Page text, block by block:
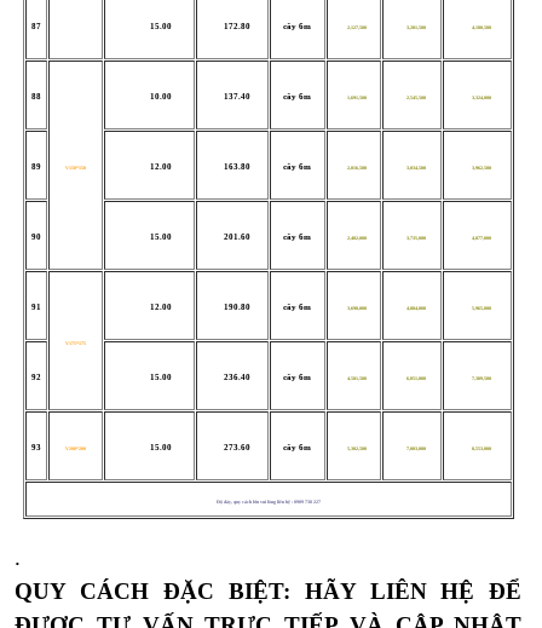
87 15.00 172.80 cây 6m 2,127,500 3,201,500 4,180,500
88
V150*150
10.00 137.40 cây 6m 1,691,500 2,545,500 3,324,000
89 12.00 163.80 cây 6m 2,016,500 3,034,500 3,962,500
90 15.00 201.60 cây 6m 2,482,000 3,735,000 4,877,000
91
V175*175
12.00 190.80 cây 6m 3,698,000 4,884,000 5,965,000
92 15.00 236.40 cây 6m 4,581,500 6,051,000 7,389,500
93 V200*200 15.00 273.60 cây 6m 5,302,500 7,003,000 8,553,000
Độ dày, quy cách lớn vui lòng liên hệ : 0909 738 227
.
QUY CÁCH ĐẶC BIỆT: HÃY LIÊN HỆ ĐỂ